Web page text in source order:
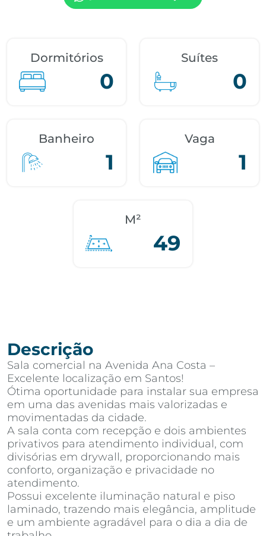
Dormitórios
0
Suítes
0
Banheiro
1
Vaga
1
M²
49
Descrição
Sala comercial na Avenida Ana Costa –
Excelente localização em Santos!
Ótima oportunidade para instalar sua empresa
em uma das avenidas mais valorizadas e
movimentadas da cidade.
A sala conta com recepção e dois ambientes
privativos para atendimento individual, com
divisórias em drywall, proporcionando mais
conforto, organização e privacidade no
atendimento.
Possui excelente iluminação natural e piso
laminado, trazendo mais elegância, amplitude
e um ambiente agradável para o dia a dia de